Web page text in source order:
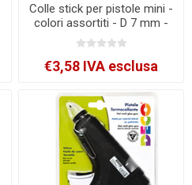
Colle stick per pistole mini -
colori assortiti - D 7 mm -
lunghezza 10 cm - Deco -
conf. 12 pezzi [12070]
€3,58 IVA esclusa